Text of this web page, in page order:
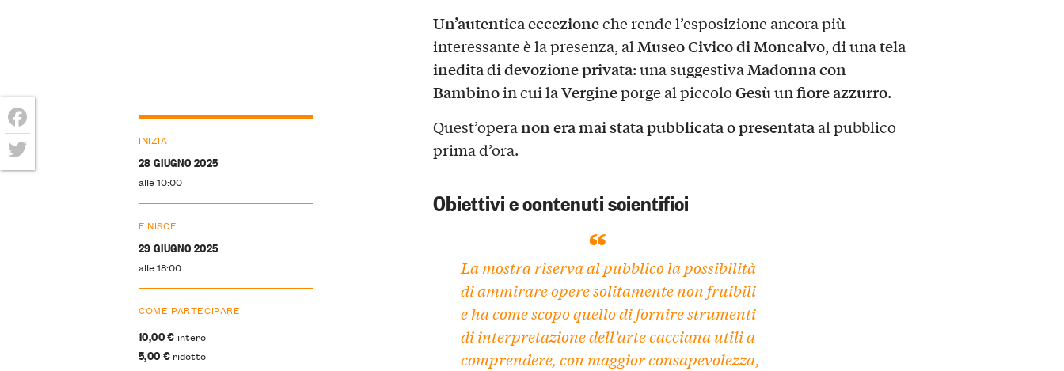
Un’autentica eccezioneche rende l’esposizione ancora più
interessante è la presenza, alMuseo Civico di Moncalvo, di unatela
ineditadidevozione privata: una suggestivaMadonna con
Bambinoin cui laVergineporge al piccoloGesùunfiore azzurro.
Quest’operanon era mai stata pubblicata o presentataal pubblico
prima d’ora.
Obiettivi e contenuti scientifici
La mostra riserva al pubblico la possibilità
di ammirareopere solitamente non fruibili
e ha come scopo quello di fornirestrumenti
di interpretazione dell’arte caccianautili a
comprendere, con maggior consapevolezza,
INIZIA
28 GIUGNO 2025
alle 10:00
FINISCE
29 GIUGNO 2025
alle 18:00
COME PARTECIPARE
10,00 € intero
5,00 € ridotto
Facebook
Twitter